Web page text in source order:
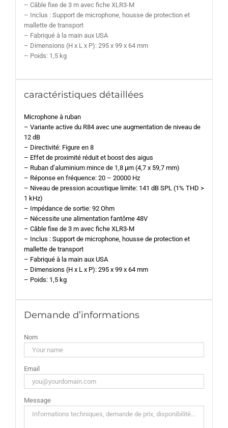
– Câble fixe de 3 m avec fiche XLR3-M
– Inclus : Support de microphone, housse de protection et
mallette de transport
– Fabriqué à la main aux USA
– Dimensions (H x L x P): 295 x 99 x 64 mm
– Poids: 1,5 kg
caractéristiques détaillées
Microphone à ruban
– Variante active du R84 avec une augmentation de niveau de
12 dB
– Directivité: Figure en 8
– Effet de proximité réduit et boost des aigus
– Ruban d’aluminium mince de 1,8 µm (4,7 x 59,7 mm)
– Réponse en fréquence: 20 – 20000 Hz
– Niveau de pression acoustique limite: 141 dB SPL (1% THD >
1 kHz)
– Impédance de sortie: 92 Ohm
– Nécessite une alimentation fantôme 48V
– Câble fixe de 3 m avec fiche XLR3-M
– Inclus : Support de microphone, housse de protection et
mallette de transport
– Fabriqué à la main aux USA
– Dimensions (H x L x P): 295 x 99 x 64 mm
– Poids: 1,5 kg
Demande d’informations
Nom
Email
Message